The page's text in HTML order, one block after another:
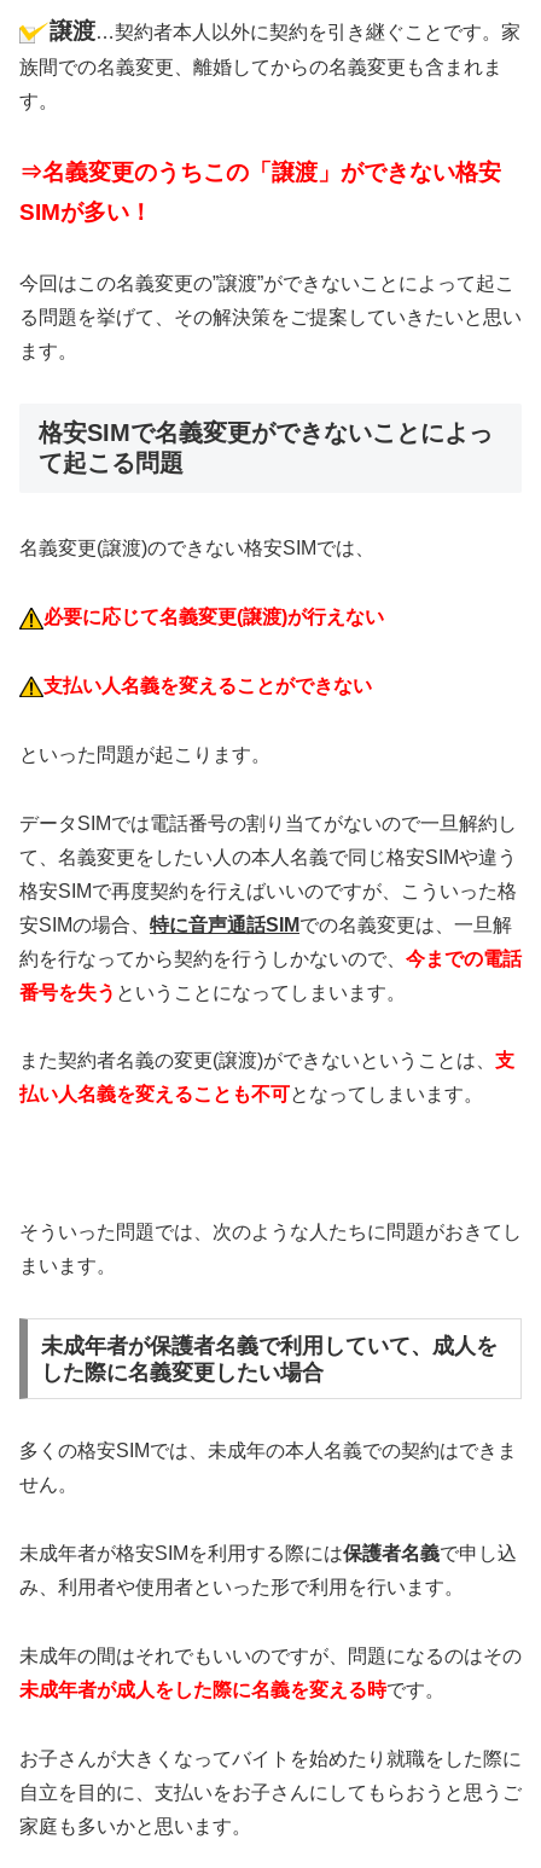
譲渡…契約者本人以外に契約を引き継ぐことです。家
族間での名義変更、離婚してからの名義変更も含まれま
す。
⇒名義変更のうちこの 「譲渡」 ができない格安
SIMが多い！
今回はこの名義変更の”譲渡”ができないことによって起こ
る問題を挙げて、その解決策をご提案していきたいと思い
ます。
格安SIMで名義変更ができないことによっ
て起こる問題
名義変更(譲渡)のできない格安SIMでは、
必要に応じて名義変更(譲渡)が行えない
支払い人名義を変えることができない
といった問題が起こります。
データSIMでは電話番号の割り当てがないので一旦解約し
て、名義変更をしたい人の本人名義で同じ格安SIMや違う
格安SIMで再度契約を行えばいいのですが、こういった格
安SIMの場合、 特に音声通話SIMでの名義変更は、一旦解
約を行なってから契約を行うしかないので、 今までの電話
番号を失う ということになってしまいます。
また契約者名義の変更(譲渡)ができないということは、 支
払い人名義を変えることも不可となってしまいます。
そういった問題では、次のような人たちに問題がおきてし
まいます。
未成年者が保護者名義で利用していて、成人を
した際に名義変更したい場合
多くの格安SIMでは、未成年の本人名義での契約はできま
せん。
未成年者が格安SIMを利用する際には保護者名義で申し込
み、利用者や使用者といった形で利用を行います。
未成年の間はそれでもいいのですが、問題になるのはその
未成年者が成人をした際に名義を変える時です。
お子さんが大きくなってバイトを始めたり就職をした際に
自立を目的に、支払いをお子さんにしてもらおうと思うご
家庭も多いかと思います。